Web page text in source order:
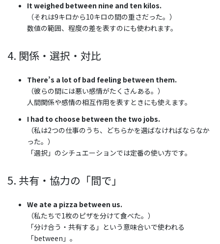
It weighed between nine and ten kilos.
（それは9キロから10キロの間の重さだった。）
数値の範囲、程度の差を表すのにも使われます。
4. 関係・選択・対比
There’s a lot of bad feeling between them.
（彼らの間には悪い感情がたくさんある。）
人間関係や感情の相互作用を表すときにも使えます。
I had to choose between the two jobs.
（私は2つの仕事のうち、どちらかを選ばなければならなか
った。）
「選択」のシチュエーションでは定番の使い方です。
5. 共有・協力の「間で」
We ate a pizza between us.
（私たちで1枚のピザを分けて食べた。）
「分け合う・共有する」という意味合いで使われる
「between」。